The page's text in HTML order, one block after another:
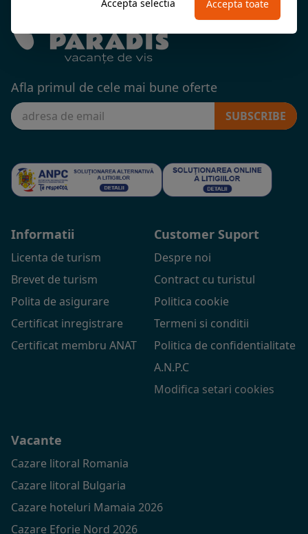
Afla primul de cele mai bune oferte
SUBSCRIBE
Informatii
Licenta de turism
Brevet de turism
Polita de asigurare
Certificat inregistrare
Certificat membru ANAT
Customer Suport
Despre noi
Contract cu turistul
Politica cookie
Termeni si conditii
Politica de confidentialitate
A.N.P.C
Modifica setari cookies
Vacante
Cazare litoral Romania
Cazare litoral Bulgaria
Cazare hoteluri Mamaia 2026
Cazare Eforie Nord 2026
Accepta selectia Accepta toate